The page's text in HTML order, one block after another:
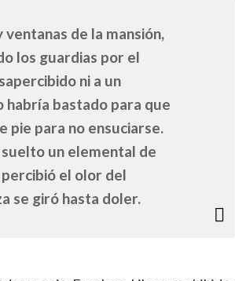
de la mansión,
los guardias por el
ni a un
habría bastado para que
pie para no ensuciarse.
un elemental de
percibió el olor del
se giró hasta doler.